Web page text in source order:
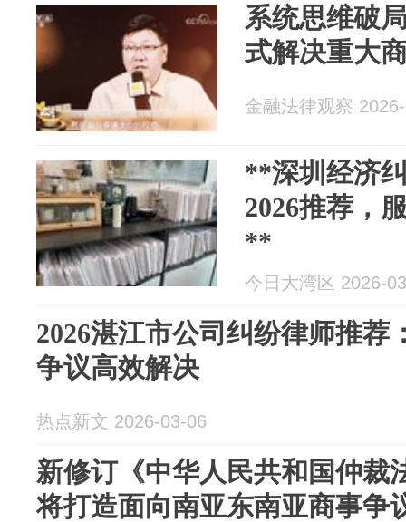
系统思维破
式解决重大
金融法律观察
**深圳经济
2026推荐，
**
今日大湾区 2026-
2026湛江市公司纠纷律师推荐
争议高效解决
热点新文 2026-03-06
新修订《中华人民共和国仲裁
将打造面向南亚东南亚商事争